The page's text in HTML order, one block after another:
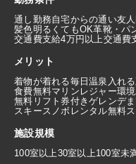
通し勤務自宅からの通い友
髪色明るくてもOK革靴・パ
交通費支給4万円以上交通費
メリット
着物が着れる毎日温泉入れる
食費無料マリンレジャー環境
無料リフト券付きゲレンデ
スキースノボレンタル無料
施設規模
100室以上30室以上100室未